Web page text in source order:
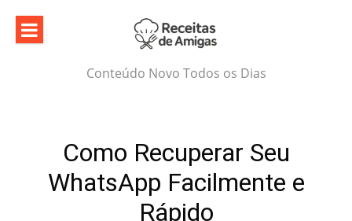
content
Conteúdo Novo Todos os Dias
Como Recuperar Seu
WhatsApp Facilmente e
Rápido